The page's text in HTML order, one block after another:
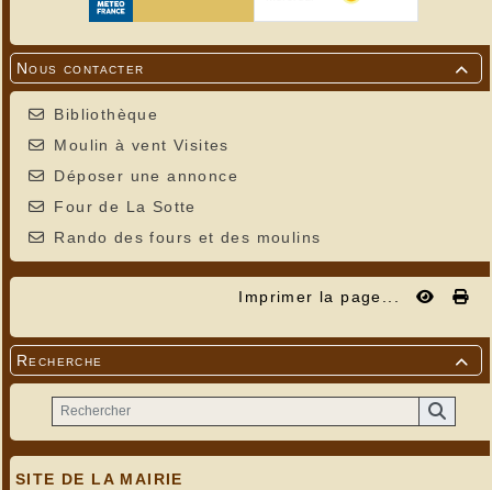

Nous contacter
Bibliothèque
Moulin à vent Visites
Déposer une annonce
Four de La Sotte
Rando des fours et des moulins
Imprimer la page...

Recherche
SITE DE LA MAIRIE